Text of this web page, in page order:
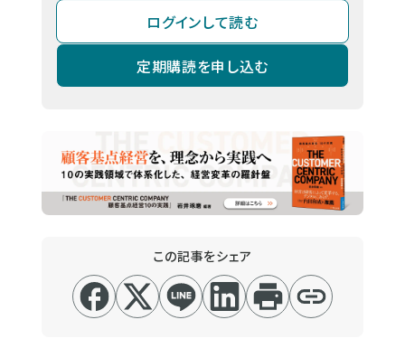
ログインして読む
定期購読を申し込む
この記事をシェア